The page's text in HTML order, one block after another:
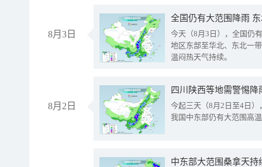
8月3日
全国仍有大范围降雨
今天（8月3日），全国仍
地区东部至华北、东北一
温闷热天气持续。
8月2日
今起三天（8月2日至4日
我国中东部仍有大范围高
中东部大范围桑拿天